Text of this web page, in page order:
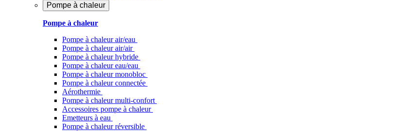
Pompe à chaleur
Pompe à chaleur
Pompe à chaleur air/eau
Pompe à chaleur air/air
Pompe à chaleur hybride
Pompe à chaleur​ eau/eau
Pompe à chaleur monobloc
Pompe à chaleur connectée
Aérothermie
Pompe à chaleur multi-confort
Accessoires pompe à chaleur
Emetteurs à eau
Pompe à chaleur réversible